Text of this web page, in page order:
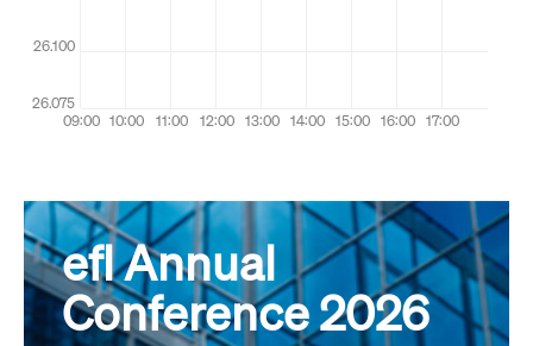
efl Annual
Conference 2026